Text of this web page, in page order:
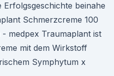
Erfolgsgeschichte beinahe
Schmerzcreme 100
medpex Traumaplant ist
mit dem Wirkstoff
Symphytum x